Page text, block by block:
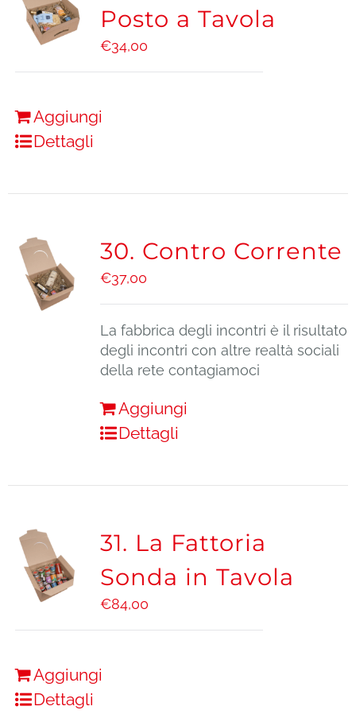
Posto a Tavola
€34,00
Aggiungi
Dettagli
30. Contro Corrente
€37,00
La fabbrica degli incontri è il risultato
degli incontri con altre realtà sociali
della rete contagiamoci
Aggiungi
Dettagli
31. La Fattoria
Sonda in Tavola
€84,00
Aggiungi
Dettagli